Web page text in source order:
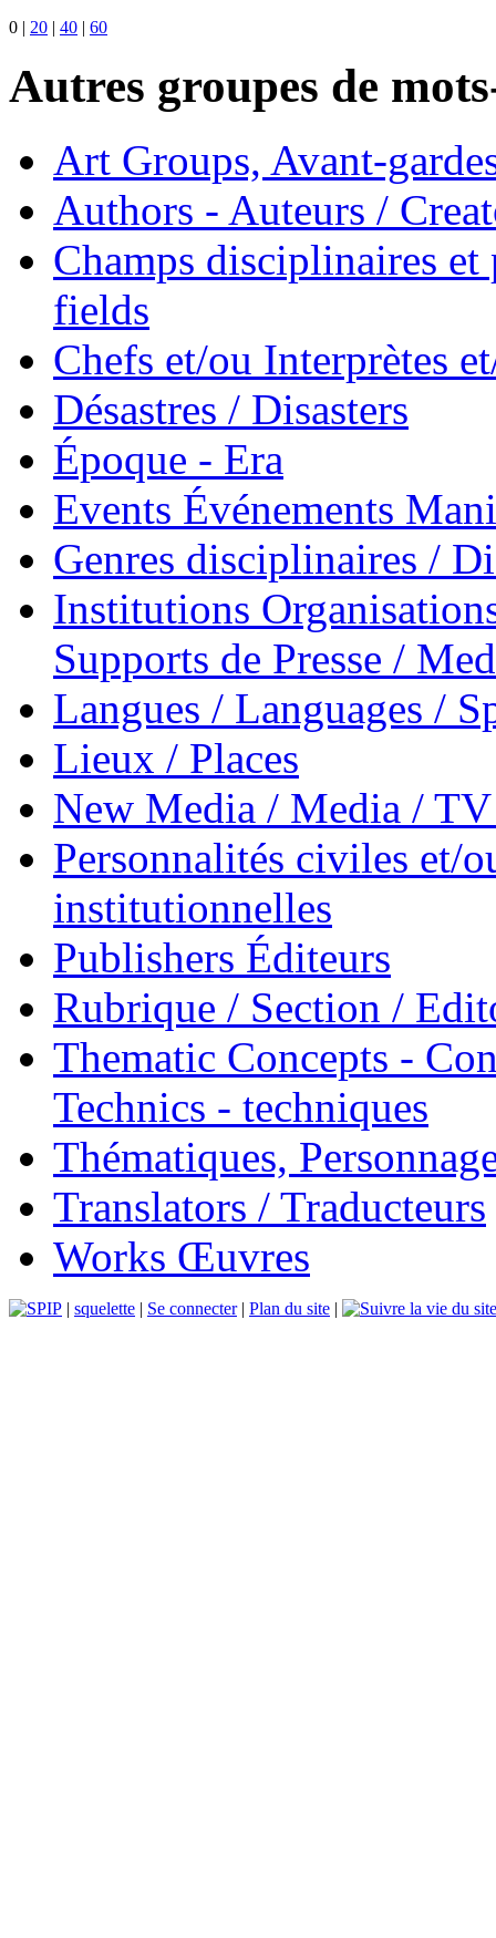
0 | 20 | 40 | 60
Autres groupes de
Art Groups, Avant-
Authors - Auteurs /
Champs disciplinaires
fields
Chefs et/ou Interprètes
Désastres / Disasters
Époque - Era
Events Événements
Genres disciplinaires /
Institutions
Supports de Presse /
Langues / Languages /
Lieux / Places
New Media / Media /
Personnalités civiles et/
institutionnelles
Publishers Éditeurs
Rubrique / Section /
Thematic Concepts -
Technics - techniques
Thématiques,
Translators / Traducteurs
Works Œuvres
| squelette | Se connecter| Plan du site |